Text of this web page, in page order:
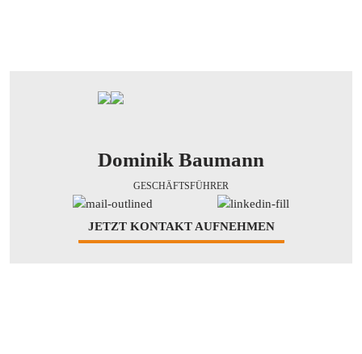
Dominik Baumann
GESCHÄFTSFÜHRER
JETZT KONTAKT AUFNEHMEN